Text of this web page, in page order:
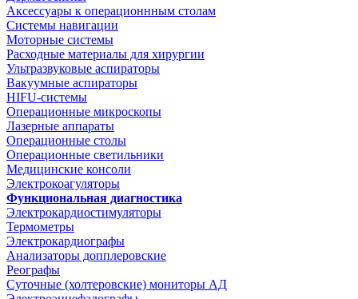
Аксессуары к операционнным столам
Системы навигации
Моторные системы
Расходные материалы для хирургии
Ультразвуковые аспираторы
Вакуумные аспираторы
HIFU-системы
Операционные микроскопы
Лазерные аппараты
Операционные столы
Операционные светильники
Медицинские консоли
Электрокоагуляторы
Функциональная диагностика
Электрокардиостимуляторы
Термометры
Электрокардиографы
Анализаторы допплеровские
Реографы
Суточные (холтеровские) мониторы АД